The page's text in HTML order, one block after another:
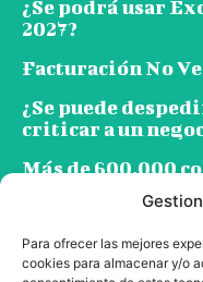
Para ofrecer las mejores
cookies para almacenar y/o
¿Se podrá usar
2027?
Facturación No
¿Se puede
criticar a un
Más de 600.000
empresas y
Suscríbete